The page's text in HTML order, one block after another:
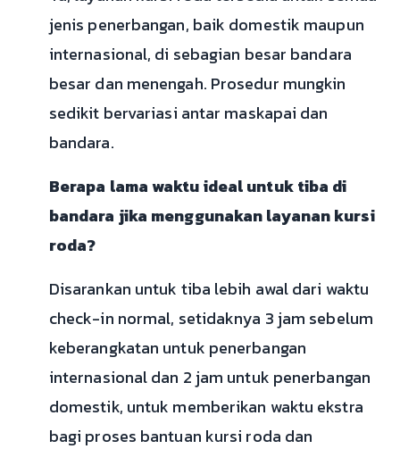
jenis penerbangan, baik domestik maupun
internasional, di sebagian besar bandara
besar dan menengah. Prosedur mungkin
sedikit bervariasi antar maskapai dan
bandara.
Berapa lama waktu ideal untuk tiba di
bandara jika menggunakan layanan kursi
roda?
Disarankan untuk tiba lebih awal dari waktu
check-in normal, setidaknya 3 jam sebelum
keberangkatan untuk penerbangan
internasional dan 2 jam untuk penerbangan
domestik, untuk memberikan waktu ekstra
bagi proses bantuan kursi roda dan